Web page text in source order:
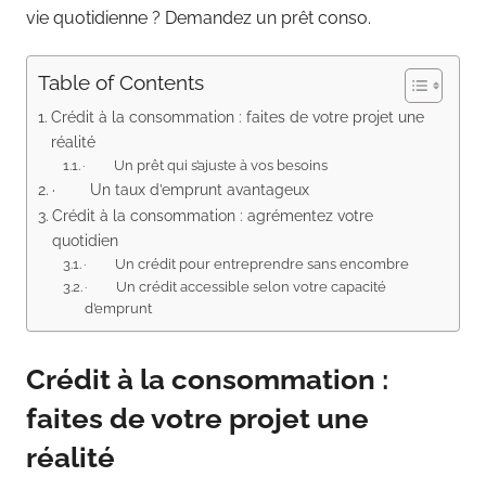
vie quotidienne ? Demandez un prêt conso.
Table of Contents
Crédit à la consommation : faites de votre projet une
réalité
· Un prêt qui s’ajuste à vos besoins
· Un taux d’emprunt avantageux
Crédit à la consommation : agrémentez votre
quotidien
· Un crédit pour entreprendre sans encombre
· Un crédit accessible selon votre capacité
d’emprunt
Crédit à la consommation :
faites de votre projet une
réalité